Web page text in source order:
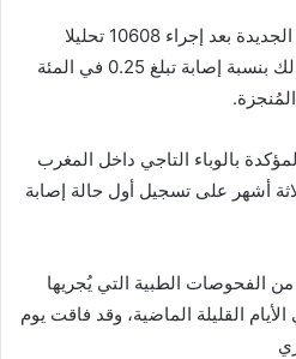
وجاءت اكتشاف حالات الإصابة الجديدة بعد إجراء 10608 تحليلا
مخبرياً في ظرف 16 ساعة، وذلك بنسبة إصابة تبلغ 0.25 في المئة
بالوباء التاجي داخل المغرب
من ثلاثة أشهر على تسجيل أول حالة إصابة
الفحوصات الطبية التي يُجريها
وباء “كوفيد19” في الأيام القليلة الماضية، وقد فاقت يوم